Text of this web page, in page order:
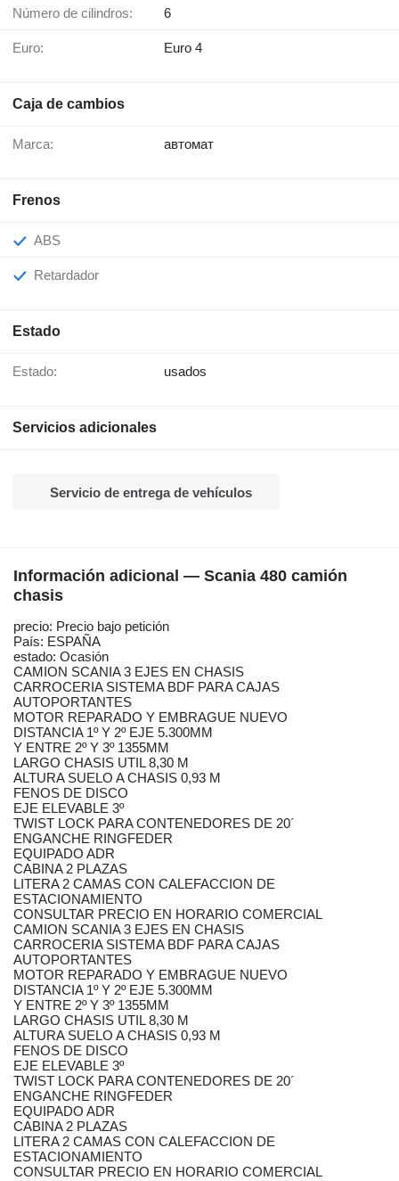
Número de cilindros: 6
Euro: Euro 4
Caja de cambios
Marca: автомат
Frenos
ABS
Retardador
Estado
Estado: usados
Servicios adicionales
Servicio de entrega de vehículos
Información adicional — Scania 480 camión
chasis
precio: Precio bajo petición
País: ESPAÑA
estado: Ocasión
CAMION SCANIA 3 EJES EN CHASIS
CARROCERIA SISTEMA BDF PARA CAJAS
AUTOPORTANTES
MOTOR REPARADO Y EMBRAGUE NUEVO
DISTANCIA 1º Y 2º EJE 5.300MM
Y ENTRE 2º Y 3º 1355MM
LARGO CHASIS UTIL 8,30 M
ALTURA SUELO A CHASIS 0,93 M
FENOS DE DISCO
EJE ELEVABLE 3º
TWIST LOCK PARA CONTENEDORES DE 20´
ENGANCHE RINGFEDER
EQUIPADO ADR
CABINA 2 PLAZAS
LITERA 2 CAMAS CON CALEFACCION DE
ESTACIONAMIENTO
CONSULTAR PRECIO EN HORARIO COMERCIAL
CAMION SCANIA 3 EJES EN CHASIS
CARROCERIA SISTEMA BDF PARA CAJAS
AUTOPORTANTES
MOTOR REPARADO Y EMBRAGUE NUEVO
DISTANCIA 1º Y 2º EJE 5.300MM
Y ENTRE 2º Y 3º 1355MM
LARGO CHASIS UTIL 8,30 M
ALTURA SUELO A CHASIS 0,93 M
FENOS DE DISCO
EJE ELEVABLE 3º
TWIST LOCK PARA CONTENEDORES DE 20´
ENGANCHE RINGFEDER
EQUIPADO ADR
CABINA 2 PLAZAS
LITERA 2 CAMAS CON CALEFACCION DE
ESTACIONAMIENTO
CONSULTAR PRECIO EN HORARIO COMERCIAL